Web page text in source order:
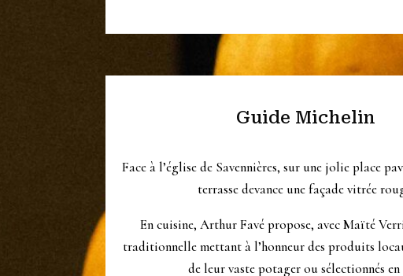
Guide Michelin
Face à l’église de Savennières, sur une jolie place
terrasse devance une façade vitrée
En cuisine, Arthur Favé propose, avec Maïté
traditionnelle mettant à l’honneur des produits
de leur vaste potager ou sélectionnés